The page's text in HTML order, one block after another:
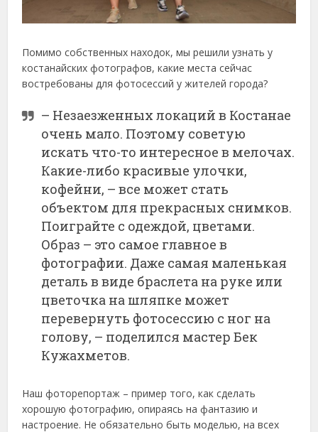
Помимо собственных находок, мы решили узнать у
костанайских фотографов, какие места сейчас
востребованы для фотосессий у жителей города?
– Незаезженных локаций в Костанае
очень мало. Поэтому советую
искать что-то интересное в мелочах.
Какие-либо красивые улочки,
кофейни, – все может стать
объектом для прекрасных снимков.
Поиграйте с одеждой, цветами.
Образ – это самое главное в
фотографии. Даже самая маленькая
деталь в виде браслета на руке или
цветочка на шляпке может
перевернуть фотосессию с ног на
голову, – поделился мастер Бек
Кужахметов.
Наш фоторепортаж – пример того, как сделать
хорошую фотографию, опираясь на фантазию и
настроение. Не обязательно быть моделью, на всех